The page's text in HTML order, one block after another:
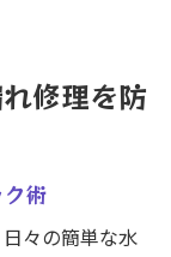
の習慣
認ポイン
ク方法
道確認術
修理を防
術
々の簡単な水